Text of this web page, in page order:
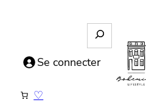
e
c
Se connecter
♡